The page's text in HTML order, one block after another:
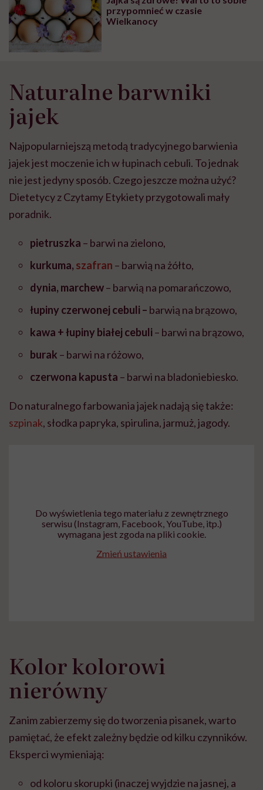
wyobraźni"
przypomnieć w czasie
Wielkanocy
Naturalne barwniki
jajek
Najpopularniejszą metodą tradycyjnego barwienia
jajek jest moczenie ich w łupinach cebuli. To jednak
nie jest jedyny sposób. Czego jeszcze można użyć?
Dietetycy z Czytamy Etykiety przygotowali mały
poradnik.
pietruszka – barwi na zielono,
kurkuma, szafran – barwią na żółto,
dynia, marchew– barwią na pomarańczowo,
łupiny czerwonej cebuli – barwią na brązowo,
kawa + łupiny białej cebuli – barwi na brązowo,
burak – barwi na różowo,
czerwona kapusta – barwi na bladoniebiesko.
Do naturalnego farbowania jajek nadają się także:
szpinak, słodka papryka, spirulina, jarmuż, jagody.
Do wyświetlenia tego materiału z zewnętrznego
serwisu (Instagram, Facebook, YouTube, itp.)
wymagana jest zgoda na pliki cookie.
Zmień ustawienia
Kolor kolorowi
nierówny
Zanim zabierzemy się do tworzenia pisanek, warto
pamiętać, że efekt zależny będzie od kilku czynników.
Eksperci wymieniają:
od koloru skorupki (inaczej wyjdzie na jasnej, a